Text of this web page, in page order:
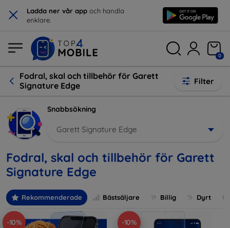
× Ladda ner vår app och handla
enklare.
0
Fodral, skal och tillbehör för Garett
Signature Edge
Filter
Snabbsökning
Garett Signature Edge
Fodral, skal och tillbehör för Garett
Signature Edge
Rekommenderade Bästsäljare Billig Dyrt
-10% -10%